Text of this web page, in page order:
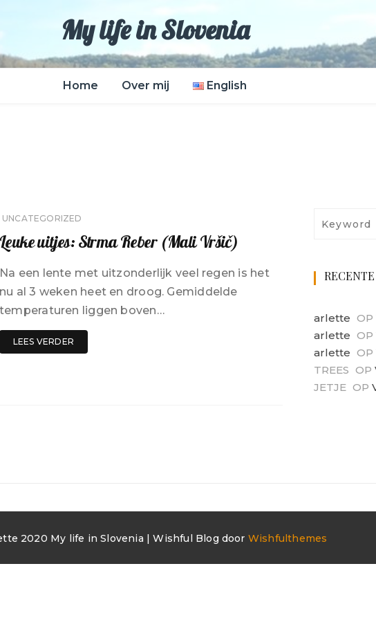
My life in Slovenia
Home Over mij English
UNCATEGORIZED
uitjes: Strma Reber (Mali Vršič)
een lente met uitzonderlijk veel regen is het
al 3 weken heet en droog. Gemiddelde
liggen boven…
LEES VERDER
arlette OP
arlette OP
arlette OP
TREES OP
JETJE OP
2020 My life in Slovenia | Wishful Blog door Wishfulthemes